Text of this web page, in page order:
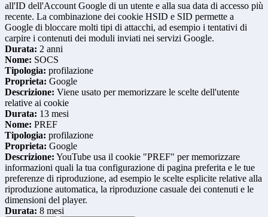
all'ID dell'Account Google di un utente e alla sua data di accesso più
recente. La combinazione dei cookie HSID e SID permette a
Google di bloccare molti tipi di attacchi, ad esempio i tentativi di
carpire i contenuti dei moduli inviati nei servizi Google.
Durata: 2 anni
Nome: SOCS
Tipologia: profilazione
Proprieta: Google
Descrizione: Viene usato per memorizzare le scelte dell'utente
relative ai cookie
Durata: 13 mesi
Nome: PREF
Tipologia: profilazione
Proprieta: Google
Descrizione: YouTube usa il cookie "PREF" per memorizzare
informazioni quali la tua configurazione di pagina preferita e le tue
preferenze di riproduzione, ad esempio le scelte esplicite relative alla
riproduzione automatica, la riproduzione casuale dei contenuti e le
dimensioni del player.
Durata: 8 mesi